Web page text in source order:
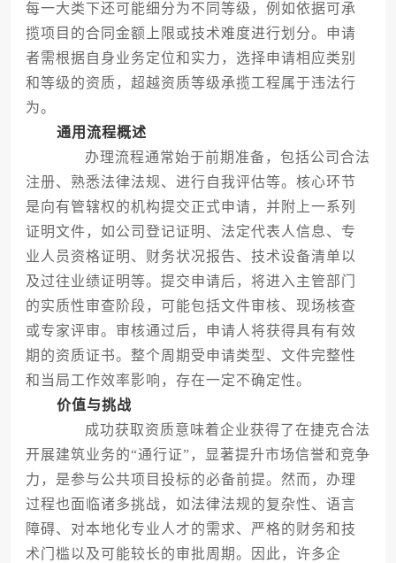
每一大类下还可能细分为不同等级，例如依据可承
揽项目的合同金额上限或技术难度进行划分。申请
者需根据自身业务定位和实力，选择申请相应类别
和等级的资质，超越资质等级承揽工程属于违法行
为。
通用流程概述
办理流程通常始于前期准备，包括公司合法
注册、熟悉法律法规、进行自我评估等。核心环节
是向有管辖权的机构提交正式申请，并附上一系列
证明文件，如公司登记证明、法定代表人信息、专
业人员资格证明、财务状况报告、技术设备清单以
及过往业绩证明等。提交申请后，将进入主管部门
的实质性审查阶段，可能包括文件审核、现场核查
或专家评审。审核通过后，申请人将获得具有有效
期的资质证书。整个周期受申请类型、文件完整性
和当局工作效率影响，存在一定不确定性。
价值与挑战
成功获取资质意味着企业获得了在捷克合法
开展建筑业务的“通行证”，显著提升市场信誉和竞争
力，是参与公共项目投标的必备前提。然而，办理
过程也面临诸多挑战，如法律法规的复杂性、语言
障碍、对本地化专业人才的需求、严格的财务和技
术门槛以及可能较长的审批周期。因此，许多企